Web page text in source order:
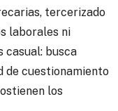
tercerizado
laborales ni
casual: busca
de cuestionamiento
los